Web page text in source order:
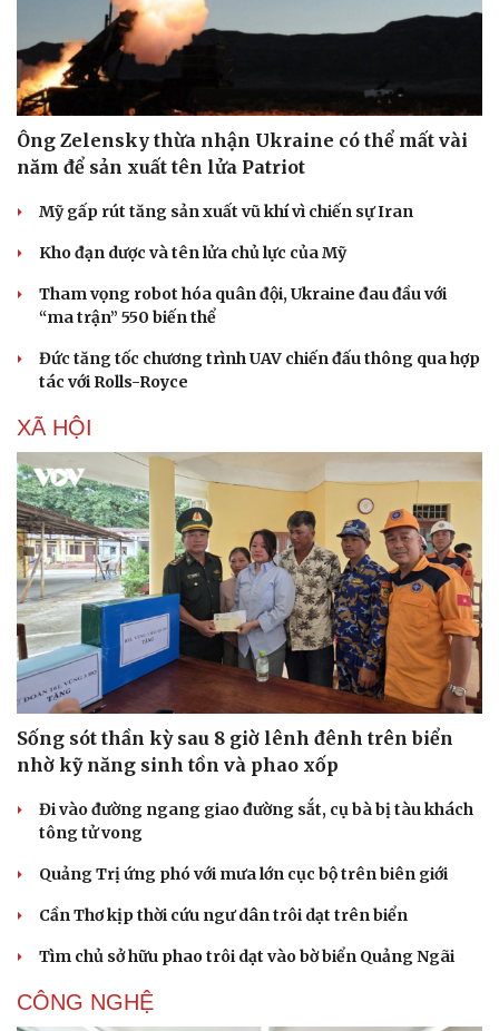
Thể thao
Bóng đá
Lịch thi đấu bóng đá
Thế giới thể thao
eSports
Hậu trường
Tư vấn
Ông Zelensky thừa nhận Ukraine có thể mất vài
năm để sản xuất tên lửa Patriot
Mỹ gấp rút tăng sản xuất vũ khí vì chiến sự Iran
Kho đạn dược và tên lửa chủ lực của Mỹ
Tham vọng robot hóa quân đội, Ukraine đau đầu với
“ma trận” 550 biến thể
Đức tăng tốc chương trình UAV chiến đấu thông qua hợp
tác với Rolls-Royce
XÃ HỘI
Sống sót thần kỳ sau 8 giờ lênh đênh trên biển
nhờ kỹ năng sinh tồn và phao xốp
Đi vào đường ngang giao đường sắt, cụ bà bị tàu khách
tông tử vong
Quảng Trị ứng phó với mưa lớn cục bộ trên biên giới
Cần Thơ kịp thời cứu ngư dân trôi dạt trên biển
Tìm chủ sở hữu phao trôi dạt vào bờ biển Quảng Ngãi
CÔNG NGHỆ